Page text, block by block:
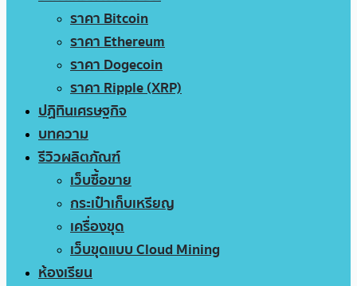
ราคา Bitcoin
ราคา Ethereum
ราคา Dogecoin
ราคา Ripple (XRP)
ปฏิทินเศรษฐกิจ
บทความ
รีวิวผลิตภัณฑ์
เว็บซื้อขาย
กระเป๋าเก็บเหรียญ
เครื่องขุด
เว็บขุดแบบ Cloud Mining
ห้องเรียน